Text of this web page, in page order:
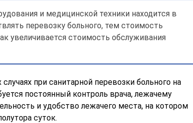
и медицинской техники находится в
перевозку больного, тем стоимость
увеличивается стоимость обслуживания
при санитарной перевозки больного на
постоянный контроль врача, лежачему
и удобство лежачего места, на котором
суток.